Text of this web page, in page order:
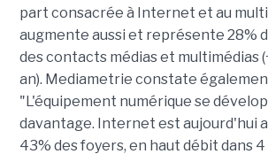
part consacrée à Internet et au
augmente aussi et représente 28%
des contacts médias et multimédias
an). Mediametrie constate
"L'équipement numérique se
davantage. Internet est aujourd'hui
43% des foyers, en haut débit dans 4